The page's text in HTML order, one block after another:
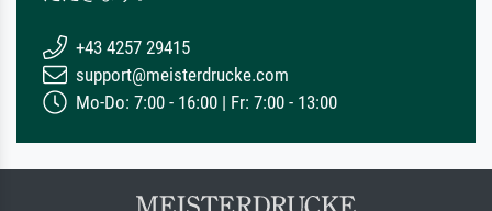
+43 4257 29415
support@meisterdrucke.com
Mo-Do: 7:00 - 16:00 | Fr: 7:00 - 13:00